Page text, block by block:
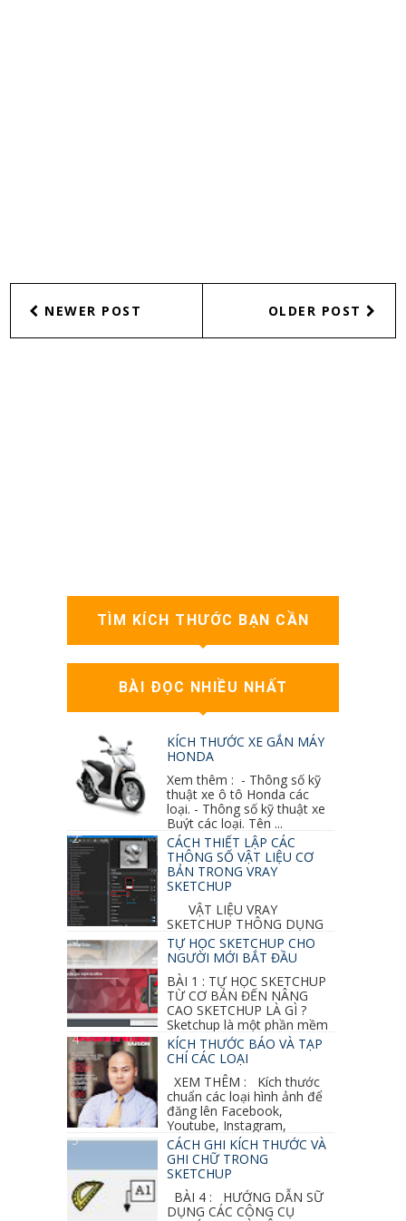
NEWER POST OLDER POST
TÌM KÍCH THƯỚC BẠN CẦN
BÀI ĐỌC NHIỀU NHẤT
KÍCH THƯỚC XE GẮN MÁY
HONDA
Xem thêm : - Thông số kỹ
thuật xe ô tô Honda các
loại. - Thông số kỹ thuật xe
Buýt các loại. Tên ...
CÁCH THIẾT LẬP CÁC
THÔNG SỐ VẬT LIỆU CƠ
BẢN TRONG VRAY
SKETCHUP
VẬT LIỆU VRAY
SKETCHUP THÔNG DỤNG
NHẤT 1. VẬT LIỆU VRAY INOX BÓNG: ●
Diffuse : đen ● Reflection color ...
TỰ HỌC SKETCHUP CHO
NGƯỜI MỚI BẮT ĐẦU
BÀI 1 : TỰ HỌC SKETCHUP
TỪ CƠ BẢN ĐẾN NÂNG
CAO SKETCHUP LÀ GÌ ?
Sketchup là một phần mềm
vẽ 3d của Google, nó khá dễ sữ...
KÍCH THƯỚC BÁO VÀ TẠP
CHÍ CÁC LOẠI
XEM THÊM : Kích thước
chuẩn các loại hình ảnh để
đăng lên Facebook,
Youtube, Instagram,
Linkedin, Pinterest...CÁCH GHI KÍCH THƯỚC VÀ
GHI CHỮ TRONG
SKETCHUP
BÀI 4 : HƯỚNG DẪN SỮ
DỤNG CÁC CÔNG CỤ